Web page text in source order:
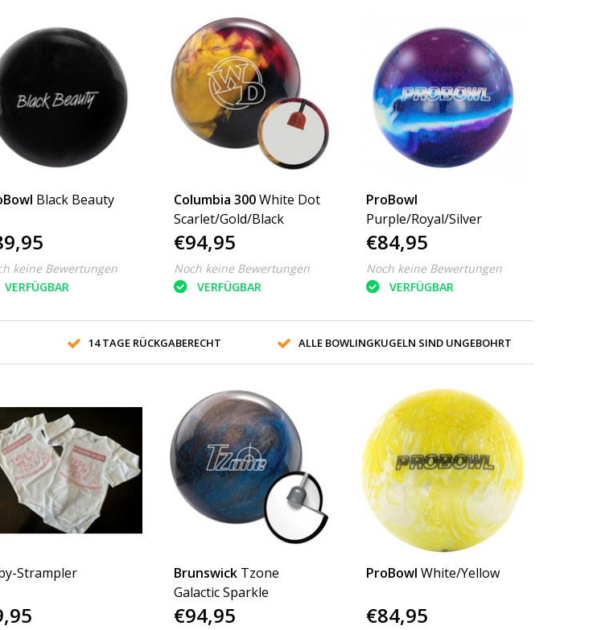
Black Beauty
keine Bewertungen
VERFÜGBAR
Columbia 300White Dot
Scarlet/Gold/Black
€94,95
Noch keine Bewertungen
VERFÜGBAR
ProBowl
Purple/Royal/Silver
€84,95
Noch keine Bewertungen
VERFÜGBAR
14 TAGE RÜCKGABERECHT ALLE BOWLINGKUGELN SIND UNGEBOHRT
Strampler Brunswick Tzone
Galactic Sparkle
€94,95
ProBowl White/Yellow
€84,95